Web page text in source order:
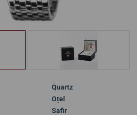
Quartz
Oțel
Safir